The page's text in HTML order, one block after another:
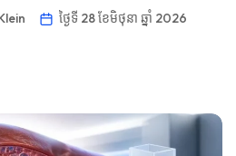
យើងថាត្រូវស្តីបន្ទោសស្រា
ស៊ុlin (insulin resistance) ឬថ្នាំ ឬ
រតក។ 📖 ~11 នាទី 📅 ថ្ងៃទី 28 ខែ
ថ្ងៃទី 28 ខែមិថុនា ឆ្នាំ 2026